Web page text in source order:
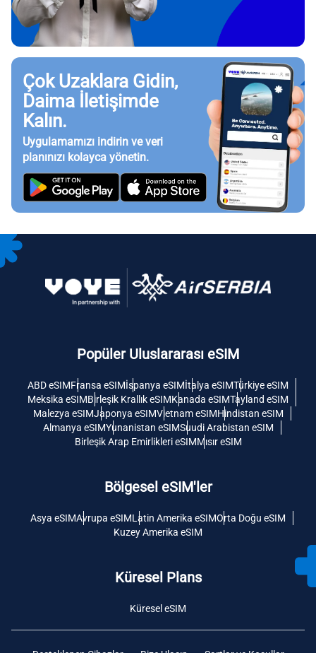
Çok Uzaklara Gidin,
Daima İletişimde
Kalın.
Uygulamamızı indirin ve veri
planınızı kolayca yönetin.
Popüler Uluslararası eSIM
ABD eSIMFransa eSIMİspanya eSIMİtalya eSIMTürkiye eSIM
Meksika eSIMBirleşik Krallık eSIMKanada eSIMTayland eSIM
Malezya eSIMJaponya eSIMVietnam eSIMHindistan eSIM
Almanya eSIMYunanistan eSIMSuudi Arabistan eSIM
Birleşik Arap Emirlikleri eSIMMısır eSIM
Bölgesel eSIM'ler
Asya eSIMAvrupa eSIMLatin Amerika eSIMOrta Doğu eSIM
Kuzey Amerika eSIM
Küresel Plans
Küresel eSIM